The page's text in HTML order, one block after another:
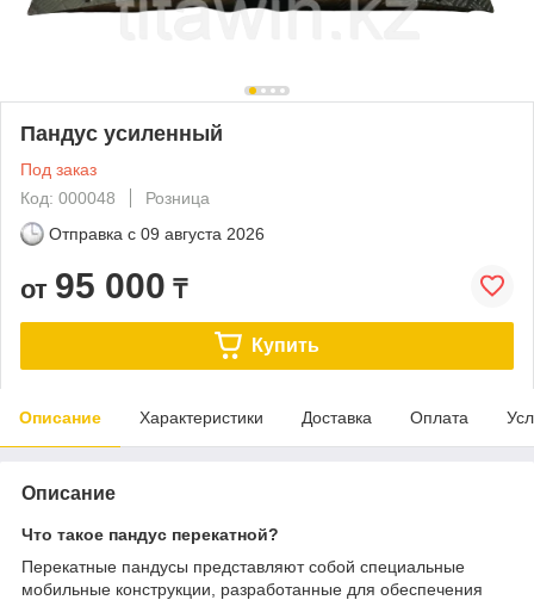
Пандус усиленный
Под заказ
Код: 000048
Розница
Отправка с 09 августа 2026
от 95 000 ₸
Купить
Описание Характеристики Доставка Оплата
Описание
Что такое пандус перекатной?
Перекатные пандусы представляют собой специальные
мобильные конструкции, разработанные для обеспечения